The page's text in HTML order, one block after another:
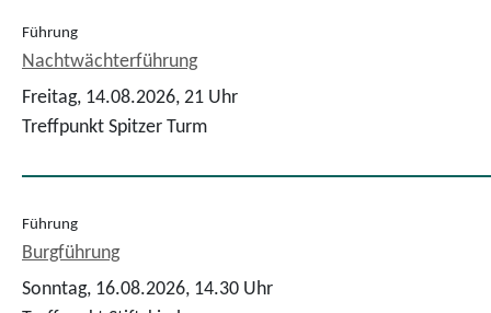
Führung
Nachtwächterführung
Freitag, 14.08.2026, 21 Uhr
Treffpunkt Spitzer Turm
Führung
Burgführung
Sonntag, 16.08.2026, 14.30 Uhr